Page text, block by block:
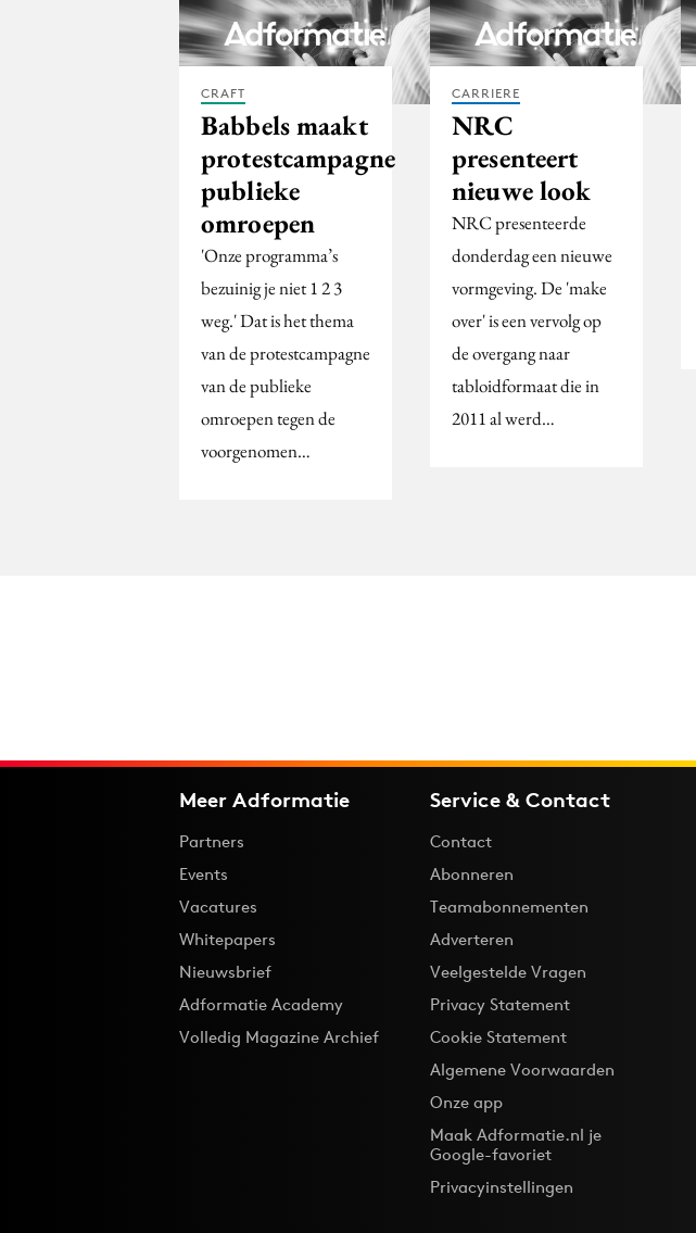
CRAFT
Babbels maakt
protestcampagne
publieke
omroepen
'Onze programma’s
bezuinig je niet 1 2 3
weg.' Dat is het thema
van de protestcampagne
van de publieke
omroepen tegen de
voorgenomen…
CARRIERE
NRC
presenteert
nieuwe look
NRC presenteerde
donderdag een nieuwe
vormgeving. De 'make
over' is een vervolg op
de overgang naar
tabloidformaat die in
2011 al werd…
Meer Adformatie
Partners
Events
Vacatures
Whitepapers
Nieuwsbrief
Adformatie Academy
Volledig Magazine Archief
Service & Contact
Contact
Abonneren
Teamabonnementen
Adverteren
Veelgestelde Vragen
Privacy Statement
Cookie Statement
Algemene Voorwaarden
Onze app
Maak Adformatie.nl je
Google-favoriet
Privacyinstellingen